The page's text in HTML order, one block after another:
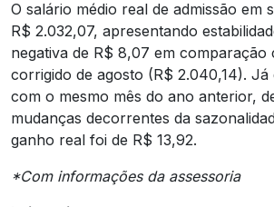
O salário médio real de admissão em
R$ 2.032,07, apresentando
negativa de R$ 8,07 em
corrigido de agosto (R$ 2.040,14).
com o mesmo mês do ano anterior,
mudanças decorrentes da
ganho real foi de R$ 13,92.
*Com informações da assessoria